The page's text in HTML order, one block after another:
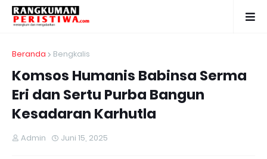
Beranda Bengkalis
Komsos Humanis Babinsa Serma
Eri dan Sertu Purba Bangun
Kesadaran Karhutla
Admin Juni 15, 2025